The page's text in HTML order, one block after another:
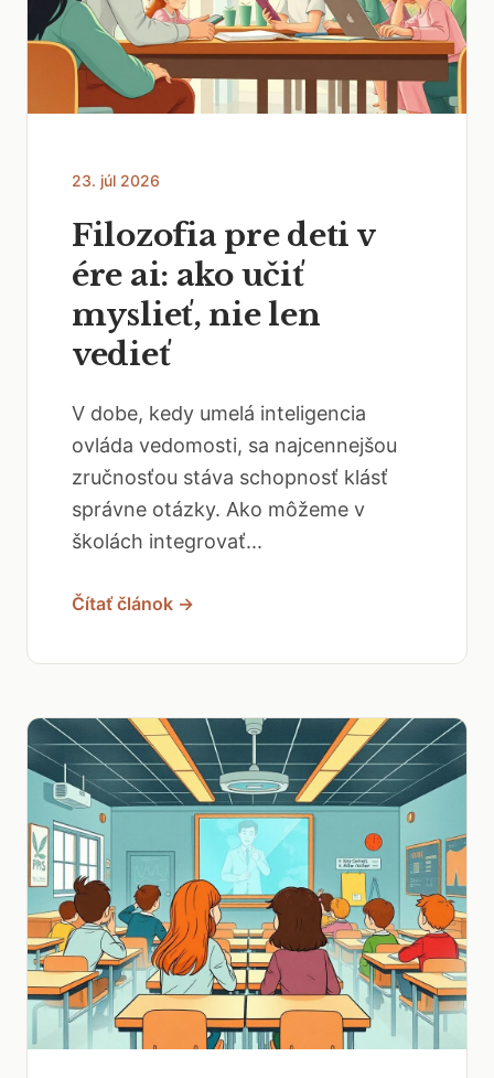
23. júl 2026
Filozofia pre deti v
ére ai: ako učiť
myslieť, nie len
vedieť
V dobe, kedy umelá inteligencia
ovláda vedomosti, sa najcennejšou
zručnosťou stáva schopnosť klásť
správne otázky. Ako môžeme v
školách integrovať...
Čítať článok →